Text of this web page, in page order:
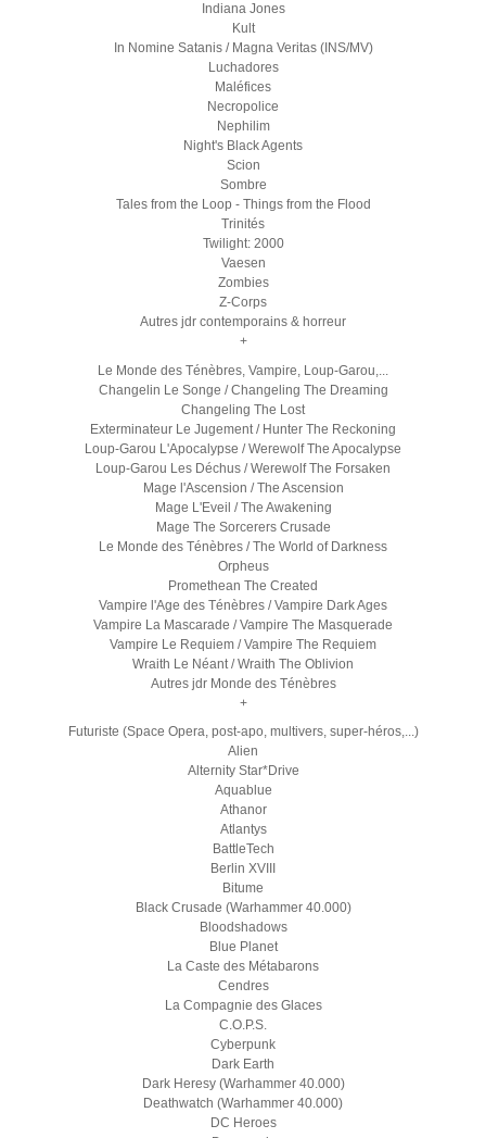
Indiana Jones
Kult
In Nomine Satanis / Magna Veritas (INS/MV)
Luchadores
Maléfices
Necropolice
Nephilim
Night's Black Agents
Scion
Sombre
Tales from the Loop - Things from the Flood
Trinités
Twilight: 2000
Vaesen
Zombies
Z-Corps
Autres jdr contemporains & horreur
+
Le Monde des Ténèbres, Vampire, Loup-Garou,...
Changelin Le Songe / Changeling The Dreaming
Changeling The Lost
Exterminateur Le Jugement / Hunter The Reckoning
Loup-Garou L'Apocalypse / Werewolf The Apocalypse
Loup-Garou Les Déchus / Werewolf The Forsaken
Mage l'Ascension / The Ascension
Mage L'Eveil / The Awakening
Mage The Sorcerers Crusade
Le Monde des Ténèbres / The World of Darkness
Orpheus
Promethean The Created
Vampire l'Age des Ténèbres / Vampire Dark Ages
Vampire La Mascarade / Vampire The Masquerade
Vampire Le Requiem / Vampire The Requiem
Wraith Le Néant / Wraith The Oblivion
Autres jdr Monde des Ténèbres
+
Futuriste (Space Opera, post-apo, multivers, super-héros,...)
Alien
Alternity Star*Drive
Aquablue
Athanor
Atlantys
BattleTech
Berlin XVIII
Bitume
Black Crusade (Warhammer 40.000)
Bloodshadows
Blue Planet
La Caste des Métabarons
Cendres
La Compagnie des Glaces
C.O.P.S.
Cyberpunk
Dark Earth
Dark Heresy (Warhammer 40.000)
Deathwatch (Warhammer 40.000)
DC Heroes